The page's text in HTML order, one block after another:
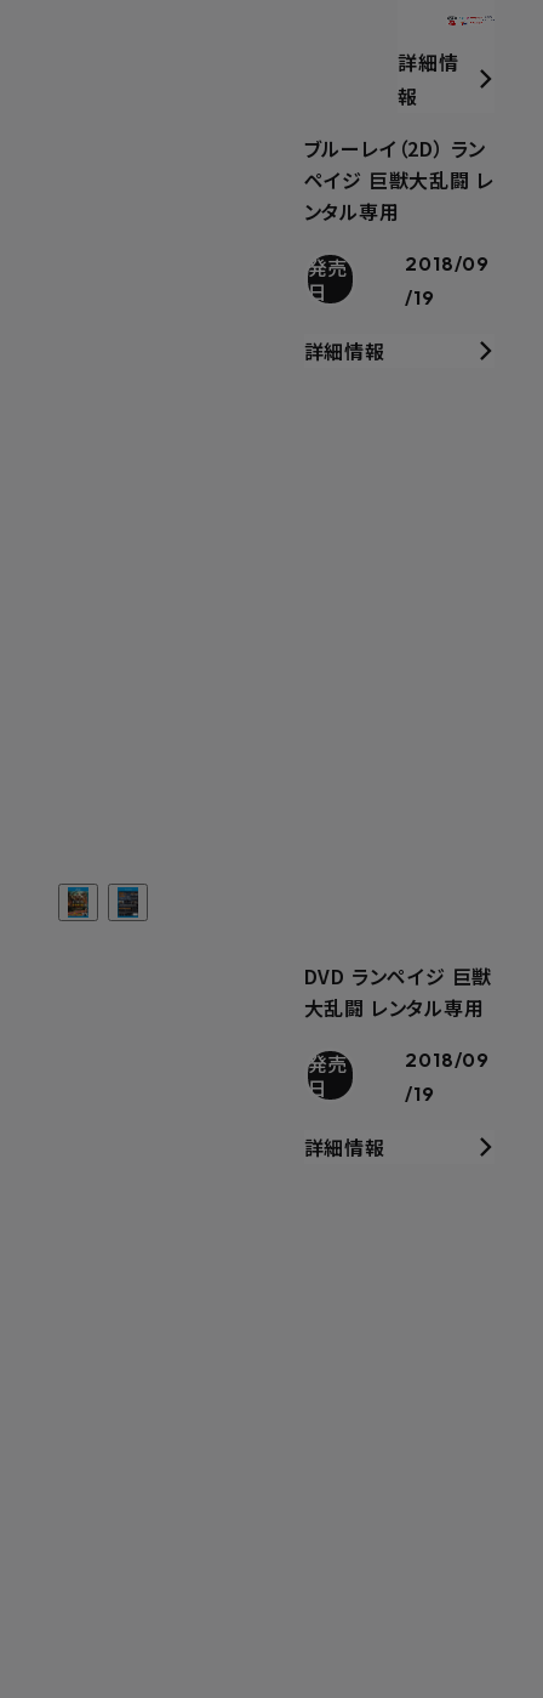
詳細情
報
ブルーレイ（2D） ラン
ペイジ 巨獣大乱闘 レ
ンタル専用
発売
日
2018/09
/19
詳細情報
DVD ランペイジ 巨獣
大乱闘 レンタル専用
発売
日
2018/09
/19
詳細情報